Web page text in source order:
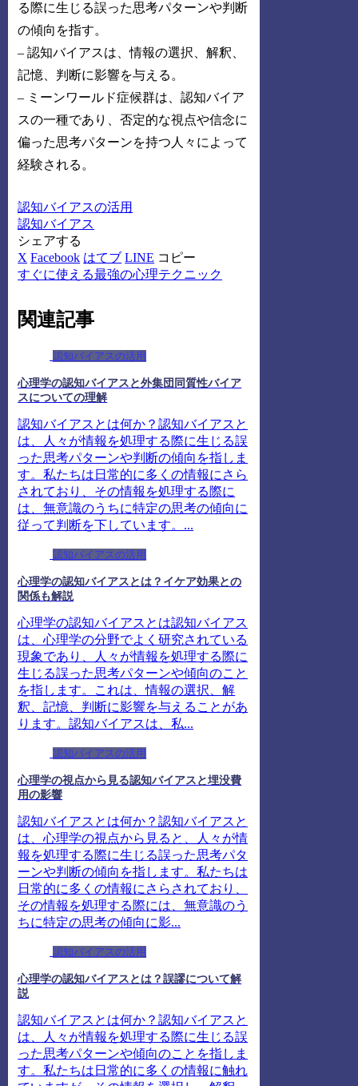
る際に生じる誤った思考パターンや判断
の傾向を指す。
– 認知バイアスは、情報の選択、解釈、
記憶、判断に影響を与える。
– ミーンワールド症候群は、認知バイア
スの一種であり、否定的な視点や信念に
偏った思考パターンを持つ人々によって
経験される。
認知バイアスの活用
認知バイアス
シェアする
X Facebook はてブ LINE コピー
すぐに使える最強の心理テクニック
関連記事
認知バイアスの活用
心理学の認知バイアスと外集団同質性バイア
スについての理解
認知バイアスとは何か？認知バイアスと
は、人々が情報を処理する際に生じる誤
った思考パターンや判断の傾向を指しま
す。私たちは日常的に多くの情報にさら
されており、その情報を処理する際に
は、無意識のうちに特定の思考の傾向に
従って判断を下しています。...
認知バイアスの活用
心理学の認知バイアスとは？イケア効果との
関係も解説
心理学の認知バイアスとは認知バイアス
は、心理学の分野でよく研究されている
現象であり、人々が情報を処理する際に
生じる誤った思考パターンや傾向のこと
を指します。これは、情報の選択、解
釈、記憶、判断に影響を与えることがあ
ります。認知バイアスは、私...
認知バイアスの活用
心理学の視点から見る認知バイアスと埋没費
用の影響
認知バイアスとは何か？認知バイアスと
は、心理学の視点から見ると、人々が情
報を処理する際に生じる誤った思考パタ
ーンや判断の傾向を指します。私たちは
日常的に多くの情報にさらされており、
その情報を処理する際には、無意識のう
ちに特定の思考の傾向に影...
認知バイアスの活用
心理学の認知バイアスとは？誤謬について解
説
認知バイアスとは何か？認知バイアスと
は、人々が情報を処理する際に生じる誤
った思考パターンや傾向のことを指しま
す。私たちは日常的に多くの情報に触れ